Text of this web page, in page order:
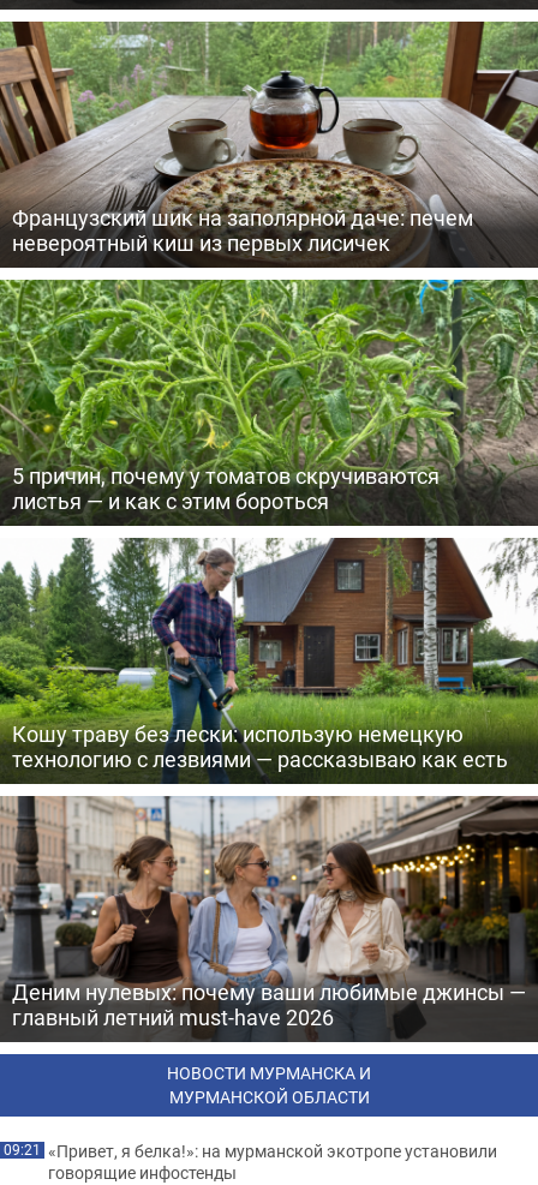
Французский шик на заполярной даче: печем
невероятный киш из первых лисичек
5 причин, почему у томатов скручиваются
листья — и как с этим бороться
Кошу траву без лески: использую немецкую
технологию с лезвиями — рассказываю как есть
Деним нулевых: почему ваши любимые джинсы —
главный летний must-have 2026
НОВОСТИ МУРМАНСКА И
МУРМАНСКОЙ ОБЛАСТИ
09:21 «Привет, я белка!»: на мурманской экотропе установили
говорящие инфостенды